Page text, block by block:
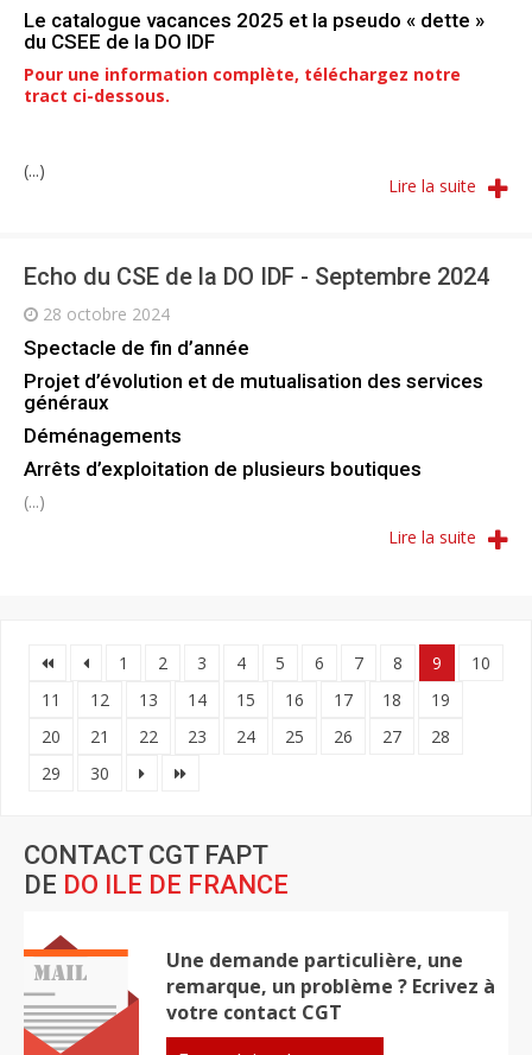
Le catalogue vacances 2025 et la pseudo « dette »
du CSEE de la DO IDF
Pour une information complète, téléchargez notre
tract ci-dessous.
(...)
Lire la suite
Echo du CSE de la DO IDF - Septembre 2024
28 octobre 2024
Spectacle de fin d’année
Projet d’évolution et de mutualisation des services
généraux
Déménagements
Arrêts d’exploitation de plusieurs boutiques
(...)
Lire la suite
1 2 3 4 5 6 7 8 9
10
11
12 13 14 15 16 17 18
19
20
21 22 23 24 25 26 27
28
29
30
CONTACT CGT FAPT
DE DO ILE DE FRANCE
Une demande particulière, une
remarque, un problème ? Ecrivez à
votre contact CGT